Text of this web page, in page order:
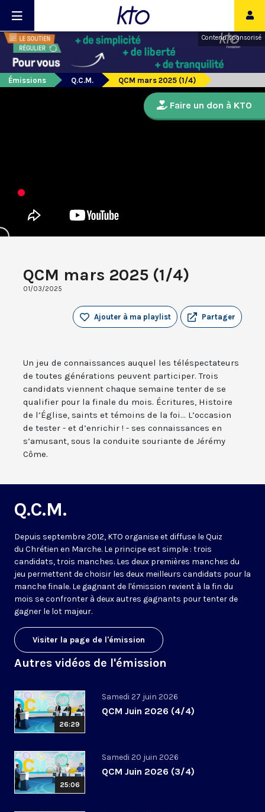
Contenu sponsorisé
Émissions Q.C.M. QCM mars 2025 (1/4)
QCM mars 2025 (1/4)
01/03/2025
Partager
Ajouter à ma playlist
Un jeu de connaissances auquel les téléspectateurs
de toutes générations peuvent participer. Trois
candidats viennent chaque semaine tenter de se
qualifier pour la finale du mois. Écritures, Histoire
de l’Église, saints et témoins de la foi... L’occasion
de tester - et d’enrichir ! - ses connaissances en
s’amusant, sous la conduite souriante de Jérémy
Côme.
Q.C.M.
Depuis septembre 2012, KTO organise et diffuse le Quiz
du Chrétien en Marche. Le principe est simple : trois
candidats, trois manches. Les deux premières manches du
jeu permettent de choisir les deux meilleurs candidats pour la
manche finale. Le gagnant de l'émission revient à la fin du
mois se confronter à deux autres gagnants pour tenter de
gagner le lot majeur.
Visiter la page de l'émission
Autres vidéos de l'émission
26:29
Samedi 27 juin 2026
QCM Juin 2026 (4/4)
25:06
Samedi 20 juin 2026
QCM Juin 2026 (3/4)
Faire un don à KTO